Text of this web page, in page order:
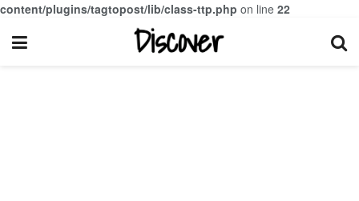
content/plugins/tagtopost/lib/class-ttp.php on line 22